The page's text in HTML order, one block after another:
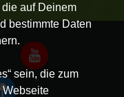
auf Deinem
bestimmte Daten
sein, die zum
Webseite